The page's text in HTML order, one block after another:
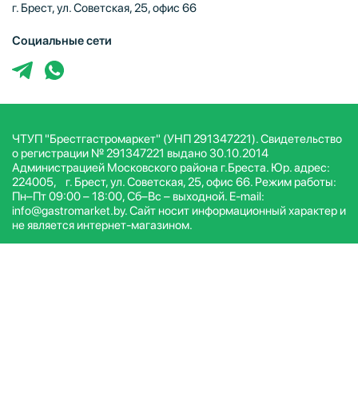
г. Брест, ул. Советская, 25, офис 66
Социальные сети
ЧТУП "Брестгастромаркет" (УНП 291347221). Свидетельство
о регистрации № 291347221 выдано 30.10.2014
Администрацией Московского района г.Бреста. Юр. адрес:
224005, г. Брест, ул. Советская, 25, офис 66. Режим работы:
Пн–Пт 09:00 – 18:00, Сб–Вс – выходной. E-mail:
info@gastromarket.by. Сайт носит информационный характер и
не является интернет-магазином.